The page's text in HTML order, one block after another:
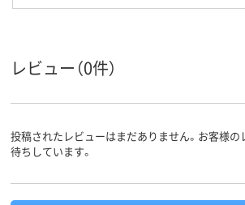
レビュー（0件）
投稿されたレビューはまだありません。お客様
待ちしています。